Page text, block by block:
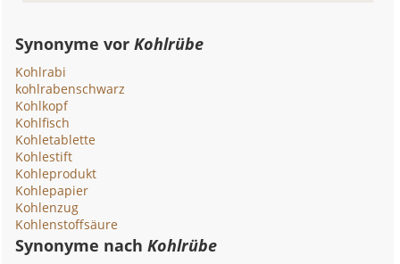
Synonyme vorKohlrübe
Kohlrabi
kohlrabenschwarz
Kohlkopf
Kohlfisch
Kohletablette
Kohlestift
Kohleprodukt
Kohlepapier
Kohlenzug
Kohlenstoffsäure
Synonyme nachKohlrübe